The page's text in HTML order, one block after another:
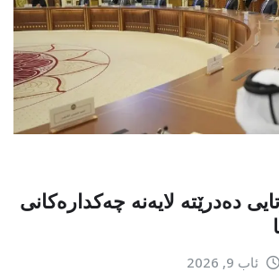
دەدرێتە لایەنە چەکدارەکانی
ئاب 9, 2026